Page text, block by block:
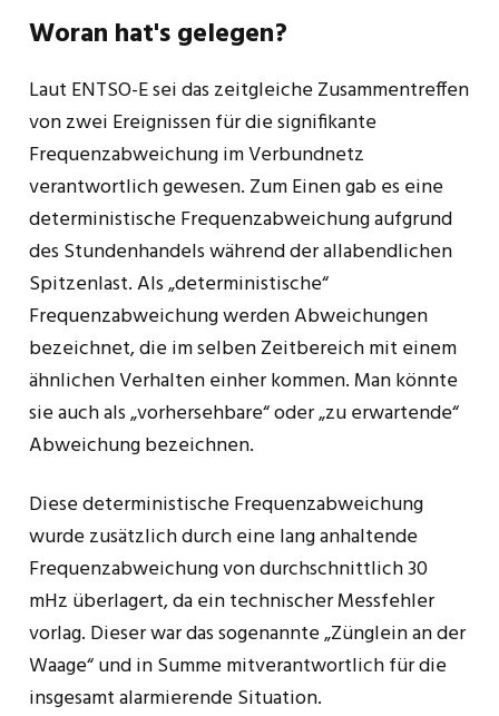
Woran hat's gelegen?
Laut ENTSO-E sei das zeitgleiche Zusammentreffen
von zwei Ereignissen für die signifikante
Frequenzabweichung im Verbundnetz
verantwortlich gewesen. Zum Einen gab es eine
deterministische Frequenzabweichung aufgrund
des Stundenhandels während der allabendlichen
Spitzenlast. Als „deterministische“
Frequenzabweichung werden Abweichungen
bezeichnet, die im selben Zeitbereich mit einem
ähnlichen Verhalten einher kommen. Man könnte
sie auch als „vorhersehbare“ oder „zu erwartende“
Abweichung bezeichnen.
Diese deterministische Frequenzabweichung
wurde zusätzlich durch eine lang anhaltende
Frequenzabweichung von durchschnittlich 30
mHz überlagert, da ein technischer Messfehler
vorlag. Dieser war das sogenannte „Zünglein an der
Waage“ und in Summe mitverantwortlich für die
insgesamt alarmierende Situation.